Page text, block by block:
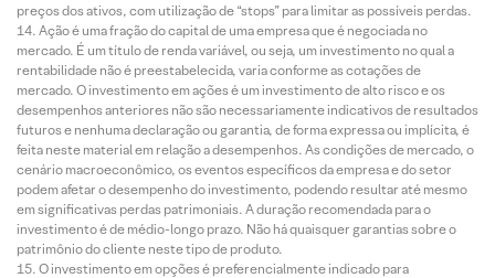
preços dos ativos, com utilização de “stops” para limitar as possíveis perdas.
Ação é uma fração do capital de uma empresa que é negociada no
mercado. É um título de renda variável, ou seja, um investimento no qual a
rentabilidade não é preestabelecida, varia conforme as cotações de
mercado. O investimento em ações é um investimento de alto risco e os
desempenhos anteriores não são necessariamente indicativos de resultados
futuros e nenhuma declaração ou garantia, de forma expressa ou implícita, é
feita neste material em relação a desempenhos. As condições de mercado, o
cenário macroeconômico, os eventos específicos da empresa e do setor
podem afetar o desempenho do investimento, podendo resultar até mesmo
em significativas perdas patrimoniais. A duração recomendada para o
investimento é de médio-longo prazo. Não há quaisquer garantias sobre o
patrimônio do cliente neste tipo de produto.
O investimento em opções é preferencialmente indicado para